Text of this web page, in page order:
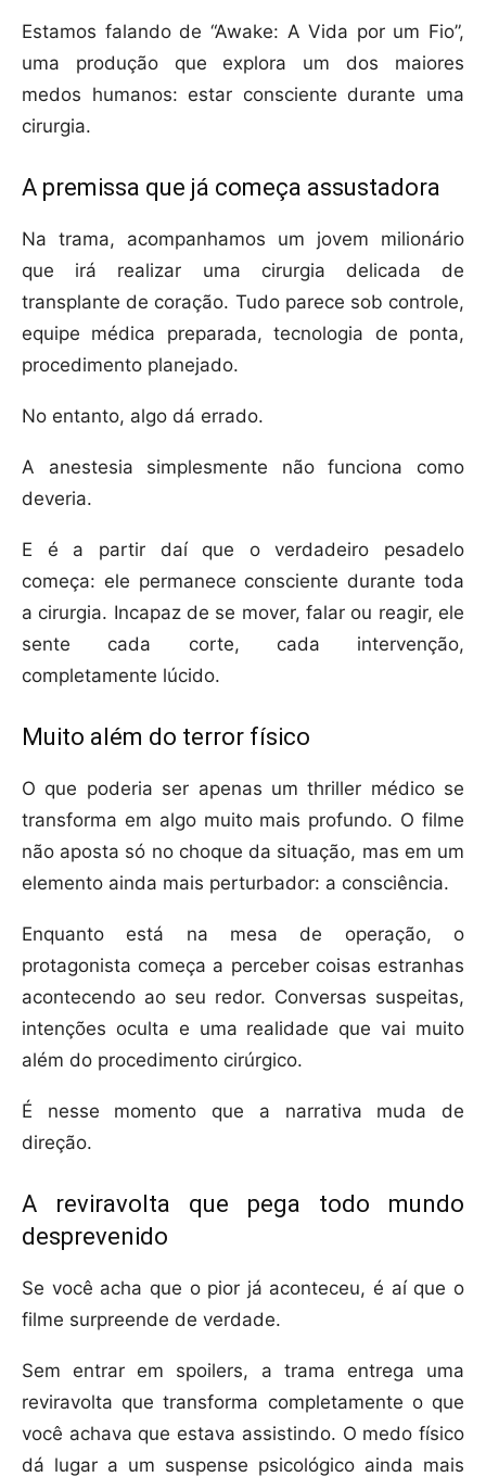
Estamos falando de “Awake: A Vida por um Fio”,
uma produção que explora um dos maiores
medos humanos: estar consciente durante uma
cirurgia.
A premissa que já começa assustadora
Na trama, acompanhamos um jovem milionário
que irá realizar uma cirurgia delicada de
transplante de coração. Tudo parece sob controle,
equipe médica preparada, tecnologia de ponta,
procedimento planejado.
No entanto, algo dá errado.
A anestesia simplesmente não funciona como
deveria.
E é a partir daí que o verdadeiro pesadelo
começa: ele permanece consciente durante toda
a cirurgia. Incapaz de se mover, falar ou reagir, ele
sente cada corte, cada intervenção,
completamente lúcido.
Muito além do terror físico
O que poderia ser apenas um thriller médico se
transforma em algo muito mais profundo. O filme
não aposta só no choque da situação, mas em um
elemento ainda mais perturbador: a consciência.
Enquanto está na mesa de operação, o
protagonista começa a perceber coisas estranhas
acontecendo ao seu redor. Conversas suspeitas,
intenções oculta e uma realidade que vai muito
além do procedimento cirúrgico.
É nesse momento que a narrativa muda de
direção.
A reviravolta que pega todo mundo
desprevenido
Se você acha que o pior já aconteceu, é aí que o
filme surpreende de verdade.
Sem entrar em spoilers, a trama entrega uma
reviravolta que transforma completamente o que
você achava que estava assistindo. O medo físico
dá lugar a um suspense psicológico ainda mais